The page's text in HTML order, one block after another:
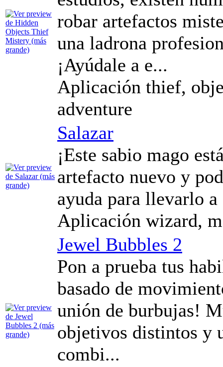
robar artefactos
una ladrona
¡Ayúdale a e...
Aplicación thief,
adventure
Salazar
¡Este sabio mago
artefacto nuevo y
ayuda para llevarlo a
Aplicación wizard,
Jewel Bubbles 2
Pon a prueba tus
basado de
unión de burbujas!
objetivos distintos y
combi...